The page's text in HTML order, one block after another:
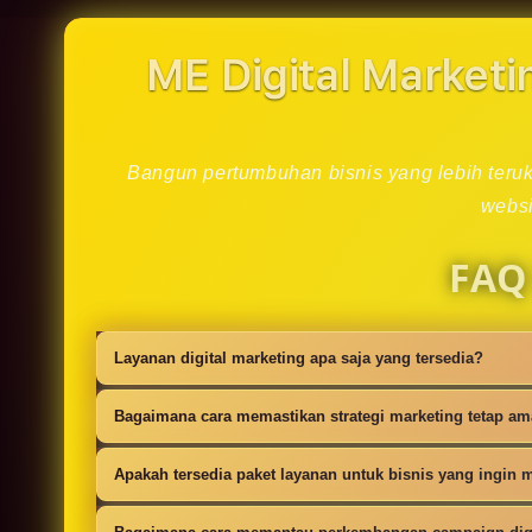
in
modal
ME Digital
Bangun pertumbuhan bisnis yang lebih
Layanan digital marketing apa saja yang tersedia?
Kami menyediakan strategi SEO, iklan
campaign.
Bagaimana cara memastikan strategi marketing tetap
Setiap campaign disusun dengan riset
Apakah tersedia paket layanan untuk bisnis yang ingin
Ya, tersedia paket dasar sampai lanjutan